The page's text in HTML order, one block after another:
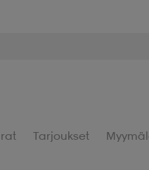
Tarjoukset